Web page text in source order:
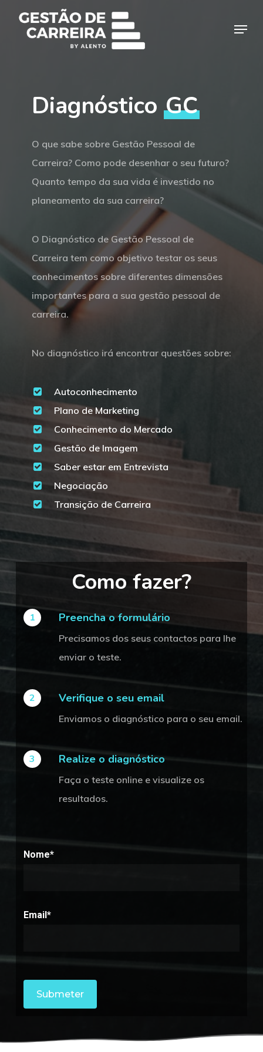
Menu
Diagnóstico GC
O que sabe sobre Gestão Pessoal de
Carreira? Como pode desenhar o seu futuro?
Quanto tempo da sua vida é investido no
planeamento da sua carreira?
O Diagnóstico de Gestão Pessoal de
Carreira tem como objetivo testar os seus
conhecimentos sobre diferentes dimensões
importantes para a sua gestão pessoal de
carreira.
No diagnóstico irá encontrar questões sobre:
Autoconhecimento
Plano de Marketing
Conhecimento do Mercado
Gestão de Imagem
Saber estar em Entrevista
Negociação
Transição de Carreira
Como fazer?
1 Preencha o formulário
Precisamos dos seus contactos para lhe
enviar o teste.
2 Verifique o seu email
Enviamos o diagnóstico para o seu email.
3 Realize o diagnóstico
Faça o teste online e visualize os
resultados.
Nome*
Email*